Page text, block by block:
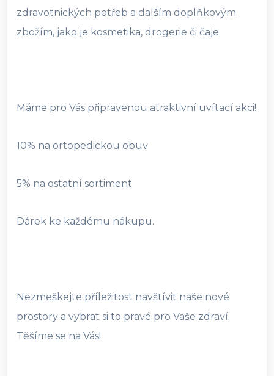
zdravotnických potřeb a dalším doplňkovým
zbožím, jako je kosmetika, drogerie či čaje.
Máme pro Vás připravenou atraktivní uvítací akci!
10% na ortopedickou obuv
5% na ostatní sortiment
Dárek ke každému nákupu.
Nezmeškejte příležitost navštívit naše nové
prostory a vybrat si to pravé pro Vaše zdraví.
Těšíme se na Vás!